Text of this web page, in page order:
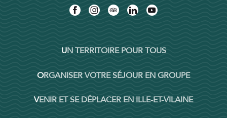
UN TERRITOIRE POUR TOUS
ORGANISER VOTRE SÉJOUR EN GROUPE
VENIR ET SE DÉPLACER EN ILLE-ET-VILAINE